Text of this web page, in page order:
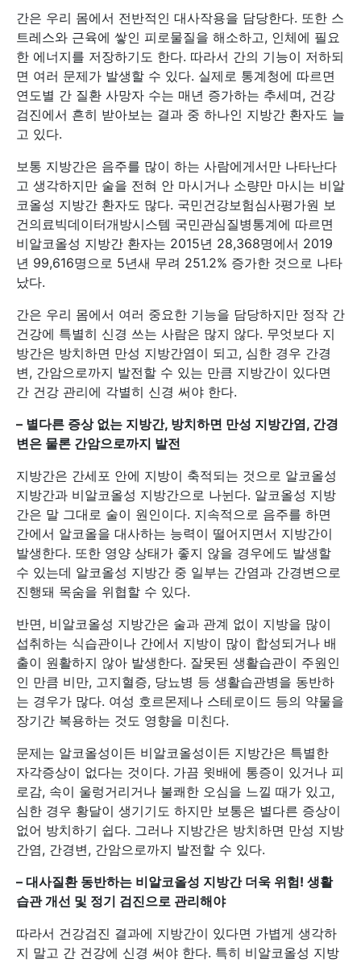
간은 우리 몸에서 전반적인 대사작용을 담당한다. 또한 스
트레스와 근육에 쌓인 피로물질을 해소하고, 인체에 필요
한 에너지를 저장하기도 한다. 따라서 간의 기능이 저하되
면 여러 문제가 발생할 수 있다. 실제로 통계청에 따르면
연도별 간 질환 사망자 수는 매년 증가하는 추세며, 건강
검진에서 흔히 받아보는 결과 중 하나인 지방간 환자도 늘
고 있다.
보통 지방간은 음주를 많이 하는 사람에게서만 나타난다
고 생각하지만 술을 전혀 안 마시거나 소량만 마시는 비알
코올성 지방간 환자도 많다. 국민건강보험심사평가원 보
건의료빅데이터개방시스템 국민관심질병통계에 따르면
비알코올성 지방간 환자는 2015년 28,368명에서 2019
년 99,616명으로 5년새 무려 251.2% 증가한 것으로 나타
났다.
간은 우리 몸에서 여러 중요한 기능을 담당하지만 정작 간
건강에 특별히 신경 쓰는 사람은 많지 않다. 무엇보다 지
방간은 방치하면 만성 지방간염이 되고, 심한 경우 간경
변, 간암으로까지 발전할 수 있는 만큼 지방간이 있다면
간 건강 관리에 각별히 신경 써야 한다.
– 별다른 증상 없는 지방간, 방치하면 만성 지방간염, 간경
변은 물론 간암으로까지 발전
지방간은 간세포 안에 지방이 축적되는 것으로 알코올성
지방간과 비알코올성 지방간으로 나뉜다. 알코올성 지방
간은 말 그대로 술이 원인이다. 지속적으로 음주를 하면
간에서 알코올을 대사하는 능력이 떨어지면서 지방간이
발생한다. 또한 영양 상태가 좋지 않을 경우에도 발생할
수 있는데 알코올성 지방간 중 일부는 간염과 간경변으로
진행돼 목숨을 위협할 수 있다.
반면, 비알코올성 지방간은 술과 관계 없이 지방을 많이
섭취하는 식습관이나 간에서 지방이 많이 합성되거나 배
출이 원활하지 않아 발생한다. 잘못된 생활습관이 주원인
인 만큼 비만, 고지혈증, 당뇨병 등 생활습관병을 동반하
는 경우가 많다. 여성 호르몬제나 스테로이드 등의 약물을
장기간 복용하는 것도 영향을 미친다.
문제는 알코올성이든 비알코올성이든 지방간은 특별한
자각증상이 없다는 것이다. 가끔 윗배에 통증이 있거나 피
로감, 속이 울렁거리거나 불쾌한 오심을 느낄 때가 있고,
심한 경우 황달이 생기기도 하지만 보통은 별다른 증상이
없어 방치하기 쉽다. 그러나 지방간은 방치하면 만성 지방
간염, 간경변, 간암으로까지 발전할 수 있다.
– 대사질환 동반하는 비알코올성 지방간 더욱 위험! 생활
습관 개선 및 정기 검진으로 관리해야
따라서 건강검진 결과에 지방간이 있다면 가볍게 생각하
지 말고 간 건강에 신경 써야 한다. 특히 비알코올성 지방